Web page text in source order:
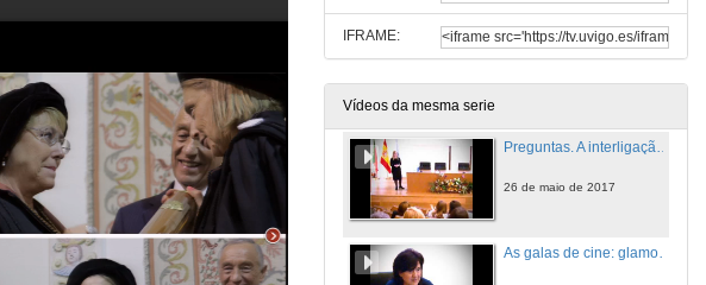
IFRAME:
Vídeos da mesma serie
A interligação do protocolo Universitário com o protocolo de Estado: o caso do Doutoramento Honoris Causa de Sua Excelência a Presidente da República do Chile, na Universidade de Évora
26 de maio de 2017
26 de maio de 2017
As galas de cine: glamour, espectáculo e promoción